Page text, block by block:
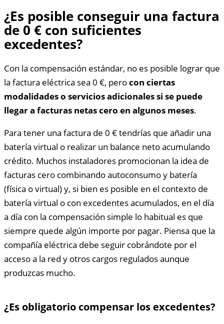
¿Es posible conseguir una factura
de 0 € con suficientes
excedentes?
Con la compensación estándar, no es posible lograr que
la factura eléctrica sea 0 €, perocon ciertas
modalidades o servicios adicionales si se puede
llegar a facturas netas cero en algunos meses.
Para tener una factura de 0 € tendrías que añadir una
batería virtual o realizar un balance neto acumulando
crédito. Muchos instaladores promocionan la idea de
facturas cero combinando autoconsumo y batería
(física o virtual) y, si bien es posible en el contexto de
batería virtual o con excedentes acumulados, en el día
a día con la compensación simple lo habitual es que
siempre quede algún importe por pagar. Piensa que la
compañía eléctrica debe seguir cobrándote por el
acceso a la red y otros cargos regulados aunque
produzcas mucho.
¿Es obligatorio compensar los excedentes?